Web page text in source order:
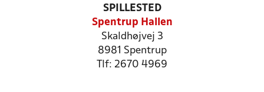
SPILLESTED
Spentrup Hallen
Skaldhøjvej 3
8981 Spentrup
Tlf: 2670 4969